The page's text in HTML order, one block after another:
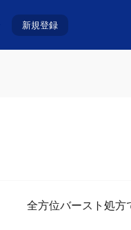
新規登録
全方位バースト処方